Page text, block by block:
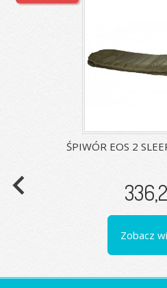
ŚPIWÓR EOS 2
Zobacz
navigate_before